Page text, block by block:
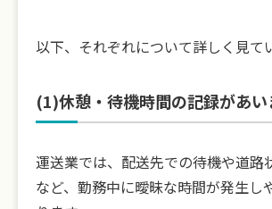
以下、それぞれについて詳しく見て
(1)休憩・待機時間の記録があい
運送業では、配送先での待機や道路
など、勤務中に曖昧な時間が発生し